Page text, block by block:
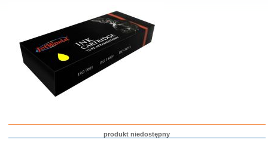
produkt niedostępny